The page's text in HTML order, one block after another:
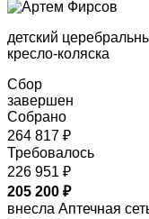
детский
кресло-коляска
Сбор
завершен
Собрано
264 817 ₽
Требовалось
226 951 ₽
205 200 ₽
внесла Аптечная